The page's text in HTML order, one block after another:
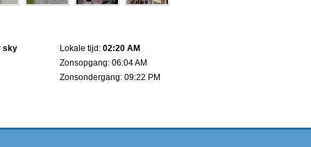
sky Lokale tijd: 02:20 AM
Zonsopgang: 06:04 AM
Zonsondergang: 09:22 PM